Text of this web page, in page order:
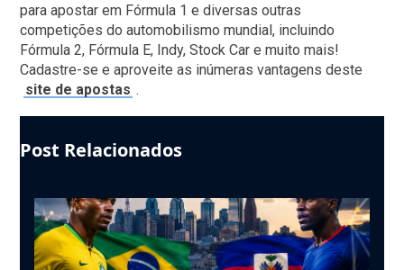
para apostar em Fórmula 1 e diversas outras
competições do automobilismo mundial, incluindo
Fórmula 2, Fórmula E, Indy, Stock Car e muito mais!
Cadastre-se e aproveite as inúmeras vantagens deste
site de apostas .
Post Relacionados
Use
the
left
and